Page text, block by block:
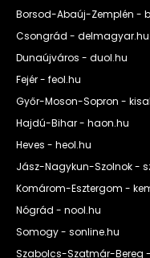
Borsod-Abaúj-Zemplén -
Csongrád - delmagyar.hu
Dunaújváros - duol.hu
Fejér - feol.hu
Győr-Moson-Sopron -
Hajdú-Bihar - haon.hu
Heves - heol.hu
Jász-Nagykun-Szolnok -
Komárom-Esztergom -
Nógrád - nool.hu
Somogy - sonline.hu
Szabolcs-Szatmár-Bereg